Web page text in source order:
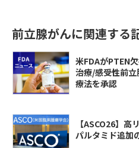
前立腺がんに関連する
米FDAがPTEN
治療/感受性前
療法を承認
【ASCO26】
パルタミド追加